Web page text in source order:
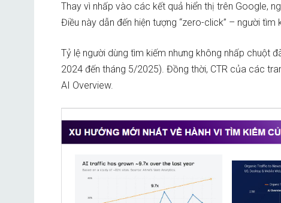
Thay vì nhấp vào các kết quả hiển thị trên Google,
Điều này dẫn đến hiện tượng “zero-click” – người
Tỷ lệ người dùng tìm kiếm nhưng không nhấp chuột
2024 đến tháng 5/2025). Đồng thời, CTR của các
AI Overview.